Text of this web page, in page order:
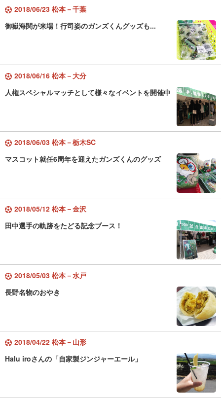
2018/06/23 松本－千葉
御嶽海関が来場！行司姿のガンズくんグッズも...
2018/06/16 松本－大分
人権スペシャルマッチとして様々なイベントを開催中
2018/06/03 松本－栃木SC
マスコット就任6周年を迎えたガンズくんのグッズ
2018/05/12 松本－金沢
田中選手の軌跡をたどる記念ブース！
2018/05/03 松本－水戸
長野名物のおやき
2018/04/22 松本－山形
Halu iroさんの「自家製ジンジャーエール」